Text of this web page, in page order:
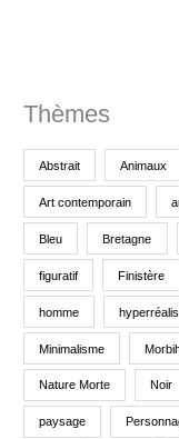
Thèmes
Abstrait Animaux
Art contemporain
Bleu Bretagne
figuratif Finistère
homme
Minimalisme
Nature Morte Noir
paysage
: